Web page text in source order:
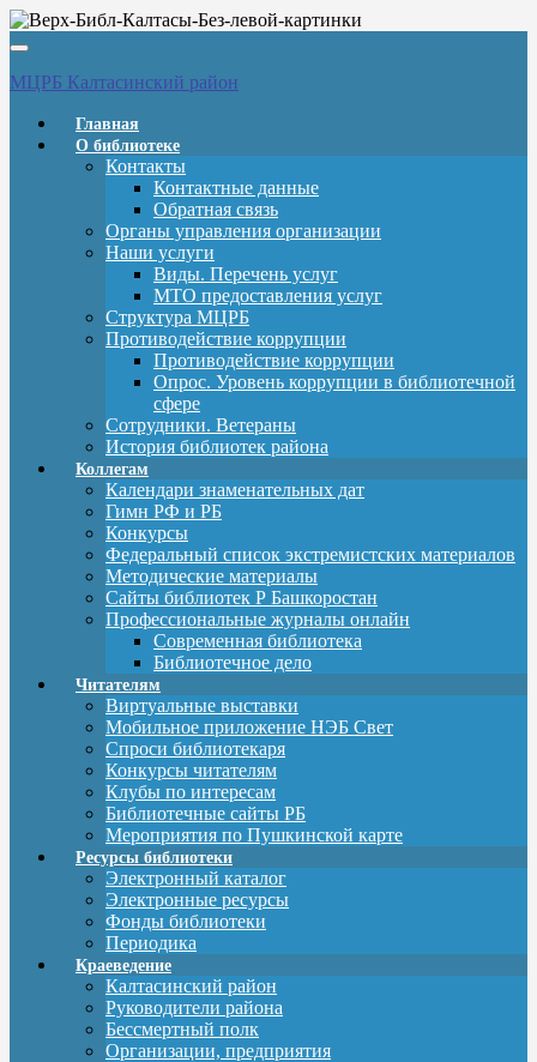
Вкл/
выкл
навигации
МЦРБ Калтасинский район
Главная
О библиотеке
Контакты
Контактные данные
Обратная связь
Органы управления организации
Наши услуги
Виды. Перечень услуг
МТО предоставления услуг
Структура МЦРБ
Противодействие коррупции
Противодействие коррупции
Опрос. Уровень коррупции в библиотечной
сфере
Сотрудники. Ветераны
История библиотек района
Коллегам
Календари знаменательных дат
Гимн РФ и РБ
Конкурсы
Федеральный список экстремистских материалов
Методические материалы
Сайты библиотек Р Башкоростан
Профессиональные журналы онлайн
Современная библиотека
Библиотечное дело
Читателям
Виртуальные выставки
Мобильное приложение НЭБ Свет
Спроси библиотекаря
Конкурсы читателям
Клубы по интересам
Библиотечные сайты РБ
Мероприятия по Пушкинской карте
Ресурсы библиотеки
Электронный каталог
Электронные ресурсы
Фонды библиотеки
Периодика
Краеведение
Калтасинский район
Руководители района
Бессмертный полк
Организации, предприятия